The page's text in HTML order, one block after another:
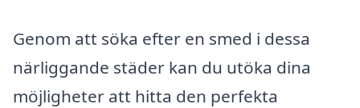
Genom att söka efter en smed i dessa
närliggande städer kan du utöka dina
möjligheter att hitta den perfekta